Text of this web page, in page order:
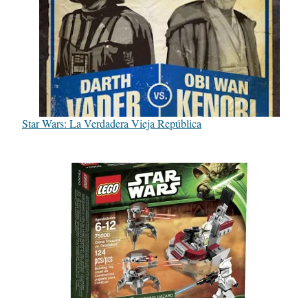
Star Wars: La Verdadera Vieja República